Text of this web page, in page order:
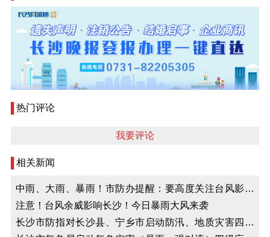
热门评论
我要评论
相关新闻
中雨、大雨、暴雨！市防办提醒：要高度关注台风影响
和强对流天气过程
注意！台风余威影响长沙！今日暴雨大风来袭
长沙市防指对长沙县、宁乡市启动防汛、地质灾害四级